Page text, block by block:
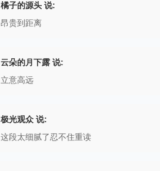
橘子的源头 说:
昂贵到距离
云朵的月下露 说:
立意高远
极光观众 说:
这段太细腻了忍不住重读